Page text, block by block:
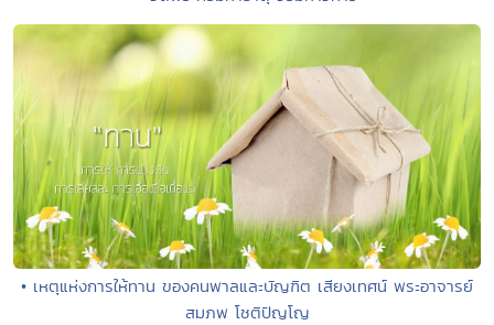
• เหตุแห่งการให้ทาน ของคนพาลและบัญฑิต เสียงเทศน์ พระอาจารย์
สมภพ โชติปัญโญ